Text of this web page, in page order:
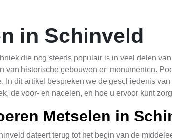
in Schinveld
die nog steeds populair is in veel delen
van historische gebouwen en monumenten.
In dit artikel bespreken we de geschiedenis
de voor- en nadelen, en hoe u ervoor kunt
Metselen in
dateert terug tot het begin van de